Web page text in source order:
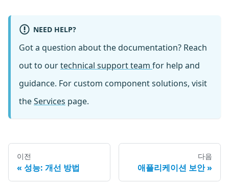
NEED HELP?
Got a question about the documentation? Reach
out to ourtechnical support team for help and
guidance. For custom component solutions, visit
theServices page.
이전
성능: 개선 방법
다음
애플리케이션 보안